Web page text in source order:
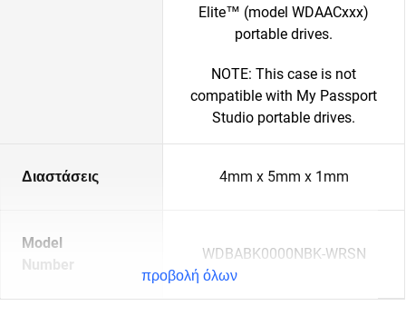
Elite™ (model WDAACxxx)
portable drives.
NOTE: This case is not
compatible with My Passport
Studio portable drives.
Διαστάσεις 4mm x 5mm x 1mm
Model
Number
WDBABK0000NBK-WRSN
προβολή όλων